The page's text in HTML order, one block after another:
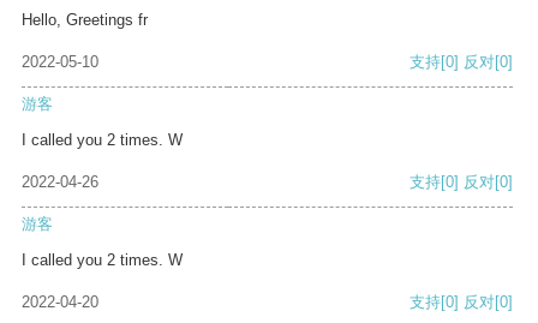
Hello, Greetings fr
2022-05-10 支持[0] 反对[0]
游客
I called you 2 times. W
2022-04-26 支持[0] 反对[0]
游客
I called you 2 times. W
2022-04-20 支持[0] 反对[0]